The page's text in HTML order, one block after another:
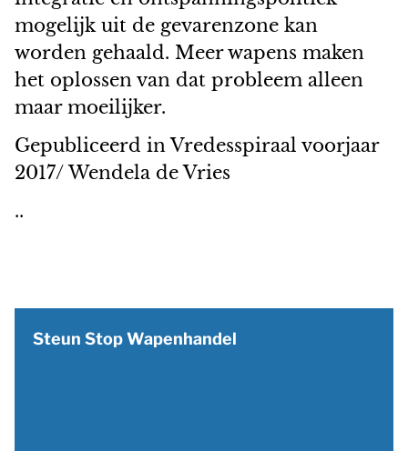
mogelijk uit de gevarenzone kan
worden gehaald. Meer wapens maken
het oplossen van dat probleem alleen
maar moeilijker.
Gepubliceerd in Vredesspiraal voorjaar
2017/ Wendela de Vries
..
Steun Stop Wapenhandel